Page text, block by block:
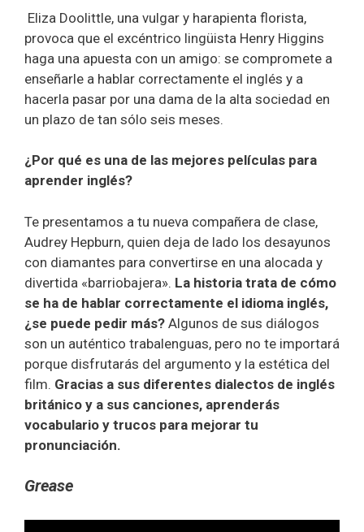
Eliza Doolittle, una vulgar y harapienta florista,
provoca que el excéntrico lingüista Henry Higgins
haga una apuesta con un amigo: se compromete a
enseñarle a hablar correctamente el inglés y a
hacerla pasar por una dama de la alta sociedad en
un plazo de tan sólo seis meses.
¿Por qué es una de las mejores películas para
aprender inglés?
Te presentamos a tu nueva compañera de clase,
Audrey Hepburn, quien deja de lado los desayunos
con diamantes para convertirse en una alocada y
divertida «barriobajera». La historia trata de cómo
se ha de hablar correctamente el idioma inglés,
¿se puede pedir más? Algunos de sus diálogos
son un auténtico trabalenguas, pero no te importará
porque disfrutarás del argumento y la estética del
film. Gracias a sus diferentes dialectos de inglés
británico y a sus canciones, aprenderás
vocabulario y trucos para mejorar tu
pronunciación.
Grease